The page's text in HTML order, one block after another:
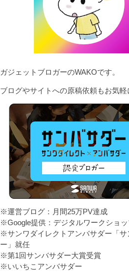
ガジェットブロガーのWAKOです。
ブログやサイトへの原稿依頼もお気軽
※運営ブログ：月間25万PV達成
※Google提供：デジタルワークショ
※サンワダイレクトアンバサダー「サ
ー」就任
※第1回サンバサダー大賞受賞
※いいちこアンバサダー